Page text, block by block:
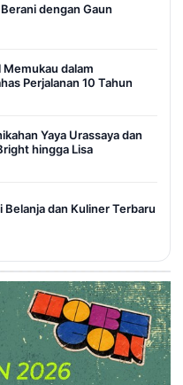
dengan Gaun
Memukau dalam
Perjalanan 10 Tahun
Yaya Urassaya dan
hingga Lisa
dan Kuliner Terbaru